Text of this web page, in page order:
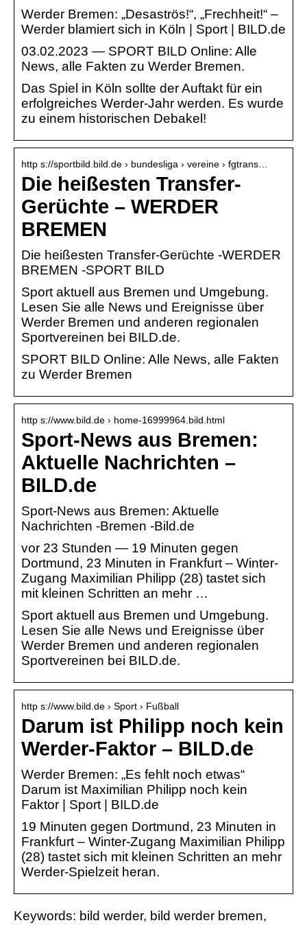
Werder Bremen: „Desaströs!“, „Frechheit!“ –
Werder blamiert sich in Köln | Sport | BILD.de
03.02.2023 — SPORT BILD Online: Alle
News, alle Fakten zu Werder Bremen.
Das Spiel in Köln sollte der Auftakt für ein
erfolgreiches Werder-Jahr werden. Es wurde
zu einem historischen Debakel!
http s://sportbild.bild.de › bundesliga › vereine › fgtrans…
Die heißesten Transfer-
Gerüchte – WERDER
BREMEN
Die heißesten Transfer-Gerüchte -WERDER
BREMEN -SPORT BILD
Sport aktuell aus Bremen und Umgebung.
Lesen Sie alle News und Ereignisse über
Werder Bremen und anderen regionalen
Sportvereinen bei BILD.de.
SPORT BILD Online: Alle News, alle Fakten
zu Werder Bremen
http s://www.bild.de › home-16999964.bild.html
Sport-News aus Bremen:
Aktuelle Nachrichten –
BILD.de
Sport-News aus Bremen: Aktuelle
Nachrichten -Bremen -Bild.de
vor 23 Stunden — 19 Minuten gegen
Dortmund, 23 Minuten in Frankfurt – Winter-
Zugang Maximilian Philipp (28) tastet sich
mit kleinen Schritten an mehr …
Sport aktuell aus Bremen und Umgebung.
Lesen Sie alle News und Ereignisse über
Werder Bremen und anderen regionalen
Sportvereinen bei BILD.de.
http s://www.bild.de › Sport › Fußball
Darum ist Philipp noch kein
Werder-Faktor – BILD.de
Werder Bremen: „Es fehlt noch etwas“
Darum ist Maximilian Philipp noch kein
Faktor | Sport | BILD.de
19 Minuten gegen Dortmund, 23 Minuten in
Frankfurt – Winter-Zugang Maximilian Philipp
(28) tastet sich mit kleinen Schritten an mehr
Werder-Spielzeit heran.
Keywords: bild werder, bild werder bremen,